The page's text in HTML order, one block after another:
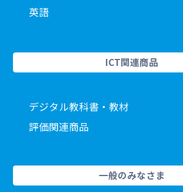
英語
ICT関連商品
デジタル教科書・教材
評価関連商品
一般のみなさま